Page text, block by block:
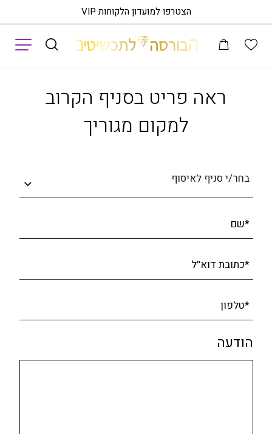
הצטרפו למועדון הלקוחות VIP
ראה פריט בסניף הקרוב
למקום מגוריך
בחר/י סניף לאיסוף
*שם
*כתובת דוא׳׳ל
*טלפון
הודעה